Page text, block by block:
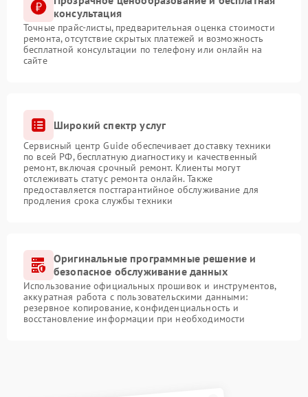
консультация
Точные прайс-листы, предварительная оценка стоимости
ремонта, отсутствие скрытых платежей и возможность
бесплатной консультации по телефону или онлайн на
сайте
Широкий спектр услуг
Сервисный центр Guide обеспечивает доставку техники
по всей РФ, бесплатную диагностику и качественный
ремонт, включая срочный ремонт. Клиенты могут
отслеживать статус ремонта онлайн. Также
предоставляется постгарантийное обслуживание для
продления срока службы техники
Оригинальные программные решение и
безопасное обслуживание данных
Использование официальных прошивок и инструментов,
аккуратная работа с пользовательскими данными:
резервное копирование, конфиденциальность и
восстановление информации при необходимости